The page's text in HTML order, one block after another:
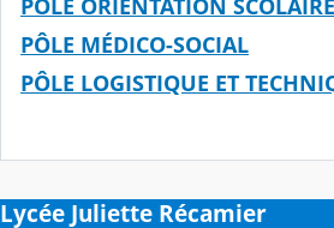
PÔLE ORIENTATION SCOLAIRE
PÔLE MÉDICO-SOCIAL
PÔLE LOGISTIQUE ET
Lycée Juliette Récamier